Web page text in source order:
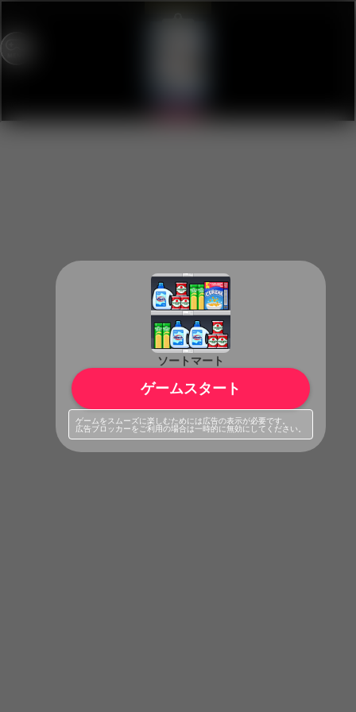
ソートマート
ゲームスタート
ゲームをスムーズに楽しむためには広告の表示が必要です。
広告ブロッカーをご利用の場合は一時的に無効にしてください。